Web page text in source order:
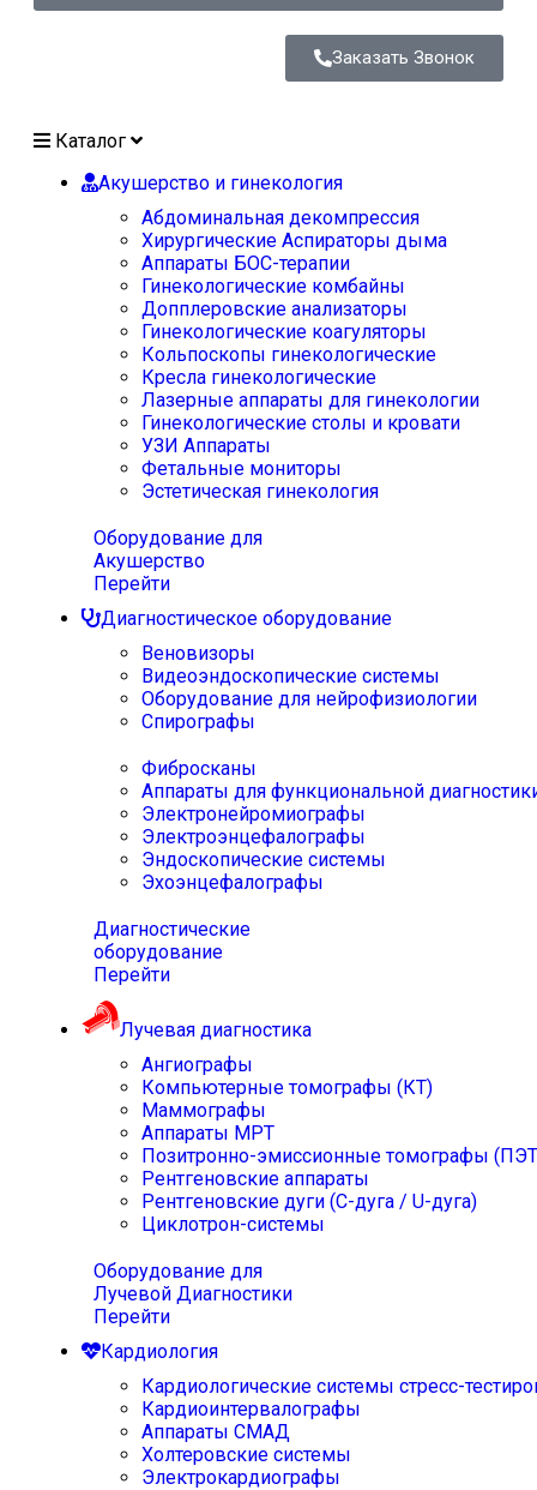
Заказать Звонок
Каталог
Акушерство и гинекология
Абдоминальная декомпрессия
Хирургические Аспираторы дыма
Аппараты БОС-терапии
Гинекологические комбайны
Допплеровские анализаторы
Гинекологические коагуляторы
Кольпоскопы гинекологические
Кресла гинекологические
Лазерные аппараты для гинекологии
Гинекологические столы и кровати
УЗИ Аппараты
Фетальные мониторы
Эстетическая гинекология
Оборудование для
Акушерство
Перейти
Диагностическое оборудование
Веновизоры
Видеоэндоскопические системы
Оборудование для нейрофизиологии
Спирографы
Фибросканы
Аппараты для функциональной
Электронейромиографы
Электроэнцефалографы
Эндоскопические системы
Эхоэнцефалографы
Диагностические
оборудование
Перейти
Лучевая диагностика
Ангиографы
Компьютерные томографы (КТ)
Маммографы
Аппараты МРТ
Позитронно-эмиссионные томографы
Рентгеновские аппараты
Рентгеновские дуги (С-дуга / U-дуга)
Циклотрон-системы
Оборудование для
Лучевой Диагностики
Перейти
Кардиология
Кардиологические системы стресс-
Кардиоинтервалографы
Аппараты СМАД
Холтеровские системы
Электрокардиографы